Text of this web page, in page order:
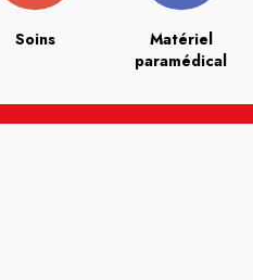
Soins
Matériel
paramédical